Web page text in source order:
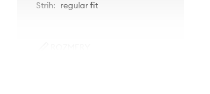
Strih: regular fit